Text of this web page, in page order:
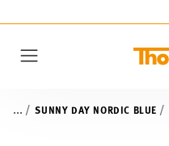
... SUNNY DAY NORDIC BLUE